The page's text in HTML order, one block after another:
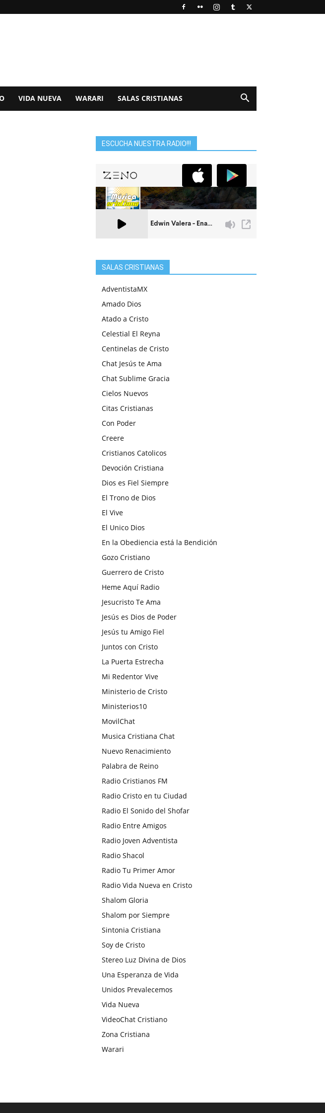
VIDA NUEVA WARARI SALAS CRISTIANAS
ESCUCHA NUESTRA RADIO!!!
SALAS CRISTIANAS
AdventistaMX
Amado Dios
Atado a Cristo
Celestial El Reyna
Centinelas de Cristo
Chat Jesús te Ama
Chat Sublime Gracia
Cielos Nuevos
Citas Cristianas
Con Poder
Creere
Cristianos Catolicos
Devoción Cristiana
Dios es Fiel Siempre
El Trono de Dios
El Vive
El Unico Dios
En la Obediencia está la Bendición
Gozo Cristiano
Guerrero de Cristo
Heme Aquí Radio
Jesucristo Te Ama
Jesús es Dios de Poder
Jesús tu Amigo Fiel
Juntos con Cristo
La Puerta Estrecha
Mi Redentor Vive
Ministerio de Cristo
Ministerios10
MovilChat
Musica Cristiana Chat
Nuevo Renacimiento
Palabra de Reino
Radio Cristianos FM
Radio Cristo en tu Ciudad
Radio El Sonido del Shofar
Radio Entre Amigos
Radio Joven Adventista
Radio Shacol
Radio Tu Primer Amor
Radio Vida Nueva en Cristo
Shalom Gloria
Shalom por Siempre
Sintonia Cristiana
Soy de Cristo
Stereo Luz Divina de Dios
Una Esperanza de Vida
Unidos Prevalecemos
Vida Nueva
VideoChat Cristiano
Zona Cristiana
Warari